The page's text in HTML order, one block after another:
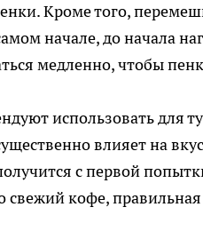
Кроме того,
начале, до начала
медленно, чтобы
использовать для
влияет на
с первой
свежий кофе,